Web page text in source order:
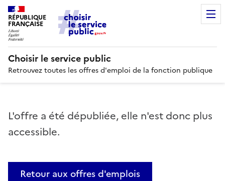
RÉPUBLIQUE
FRANÇAISE
Choisir le service public
Retrouvez toutes les offres d'emploi de la fonction publique
L'offre a été dépubliée, elle n'est donc plus
accessible.
Retour aux offres d'emplois